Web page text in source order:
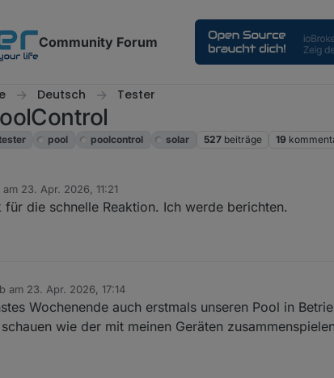
Community Forum
Deutsch Tester
pool poolcontrol solar 527 beiträge 19
am 23. Apr. 2026, 11:21
von
für die schnelle Reaktion. Ich werde berichten.
am 23. Apr. 2026, 17:14
editiert von
Wochenende auch erstmals unseren Pool in
wie der mit meinen Geräten